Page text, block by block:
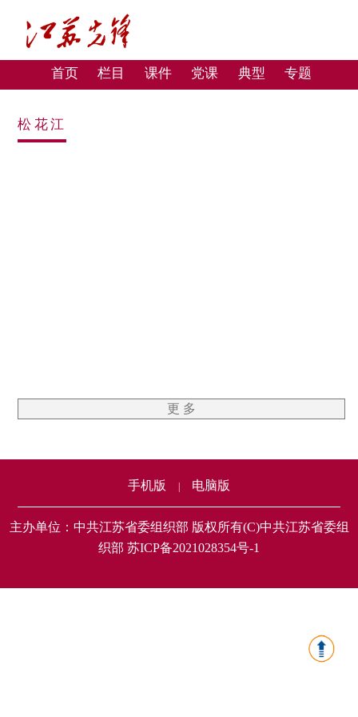
首页 栏目 课件 党课 典型 专题
松花江
更 多
手机版 电脑版
主办单位：中共江苏省委组织部 版权所有(C)中共江苏省委组
织部 苏ICP备2021028354号-1